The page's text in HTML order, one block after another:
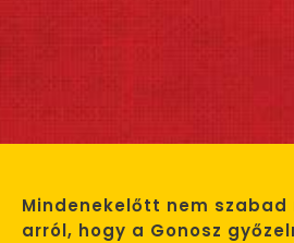
Mindenekelőtt nem
arról, hogy a Gonosz